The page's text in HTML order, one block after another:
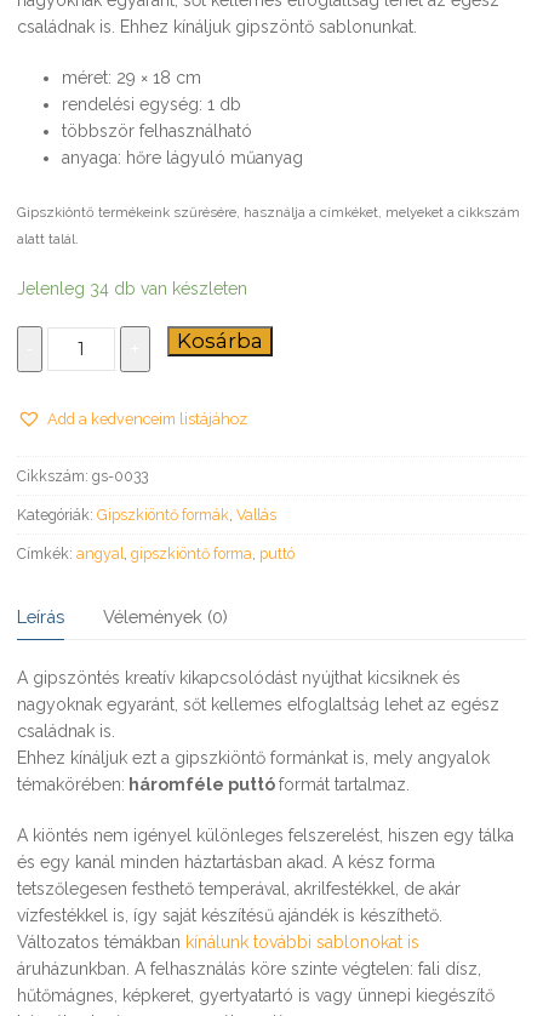
családnak is. Ehhez kínáljuk gipszöntő sablonunkat.
méret: 29 × 18 cm
rendelési egység: 1 db
többször felhasználható
anyaga: hőre lágyuló műanyag
Gipszkiöntő termékeink szűrésére, használja a címkéket, melyeket a cikkszám
alatt talál.
Jelenleg 34 db van készleten
Angyalok
forma
Kosárba
Add a kedvenceim listájához
Cikkszám: gs-0033
Kategóriák: Gipszkiöntő formák, Vallás
Címkék: angyal, gipszkiöntő forma, puttó
Leírás Vélemények (0)
A gipszöntés kreatív kikapcsolódást nyújthat kicsiknek és
nagyoknak egyaránt, sőt kellemes elfoglaltság lehet az egész
családnak is.
Ehhez kínáljuk ezt a gipszkiöntő formánkat is, mely angyalok
témakörében: háromféle puttóformát tartalmaz.
A kiöntés nem igényel különleges felszerelést, hiszen egy tálka
és egy kanál minden háztartásban akad. A kész forma
tetszőlegesen festhető temperával, akrilfestékkel, de akár
vízfestékkel is, így saját készítésű ajándék is készíthető.
Változatos témákban kínálunk további sablonokat is
áruházunkban. A felhasználás köre szinte végtelen: fali dísz,
hűtőmágnes, képkeret, gyertyatartó is vagy ünnepi kiegészítő